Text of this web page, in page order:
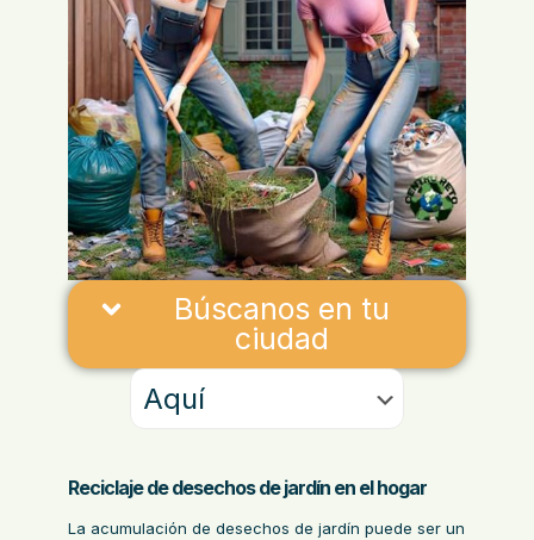
Búscanos en tu
ciudad
Reciclaje de desechos de jardín en el hogar
La acumulación de desechos de jardín puede ser un